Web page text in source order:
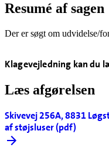
Resumé af sagen
Der er søgt om udvidelse/
Klagevejledning kan du
Læs afgørelsen
Skivevej 256A, 8831
af støjsluser (pdf)